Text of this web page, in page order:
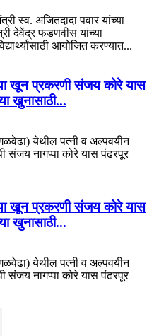
स्व. अजितदादा पवार यांच्या
देवेंद्र फडणवीस यांच्या
आयोजित करण्यात...
खून प्रकरणी संजय कोरे यास
खुनासाठी...
येथील पत्नी व अल्पवयीन
संजय नागप्पा कोरे यास पंढरपूर
खून प्रकरणी संजय कोरे यास
खुनासाठी...
येथील पत्नी व अल्पवयीन
संजय नागप्पा कोरे यास पंढरपूर